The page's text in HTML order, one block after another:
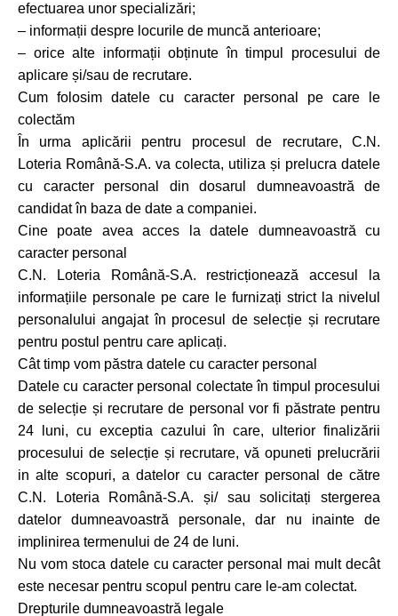
efectuarea unor specializări;
– informații despre locurile de muncă anterioare;
– orice alte informații obținute în timpul procesului de
aplicare și/sau de recrutare.
Cum folosim datele cu caracter personal pe care le
colectăm
În urma aplicării pentru procesul de recrutare, C.N.
Loteria Română-S.A. va colecta, utiliza și prelucra datele
cu caracter personal din dosarul dumneavoastră de
candidat în baza de date a companiei.
Cine poate avea acces la datele dumneavoastră cu
caracter personal
C.N. Loteria Română-S.A. restricționează accesul la
informațiile personale pe care le furnizați strict la nivelul
personalului angajat în procesul de selecție și recrutare
pentru postul pentru care aplicați.
Cât timp vom păstra datele cu caracter personal
Datele cu caracter personal colectate în timpul procesului
de selecție și recrutare de personal vor fi păstrate pentru
24 luni, cu exceptia cazului în care, ulterior finalizării
procesului de selecție și recrutare, vă opuneti prelucrării
in alte scopuri, a datelor cu caracter personal de către
C.N. Loteria Română-S.A. și/ sau solicitați stergerea
datelor dumneavoastră personale, dar nu inainte de
implinirea termenului de 24 de luni.
Nu vom stoca datele cu caracter personal mai mult decât
este necesar pentru scopul pentru care le-am colectat.
Drepturile dumneavoastră legale